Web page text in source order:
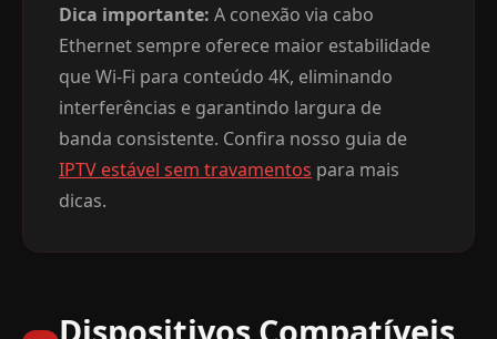
Dica importante: A conexão via cabo
Ethernet sempre oferece maior estabilidade
que Wi-Fi para conteúdo 4K, eliminando
interferências e garantindo largura de
banda consistente. Confira nosso guia de
IPTV estável sem travamentos para mais
dicas.